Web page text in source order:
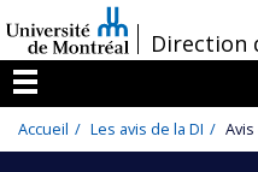
au
contenu
/Direction
Menu
Accueil Les avis de la DI